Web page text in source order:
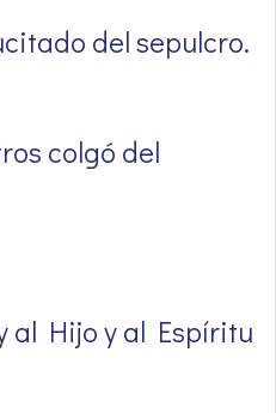
del sepulcro.
colgó del
al Hijo y al Espíritu